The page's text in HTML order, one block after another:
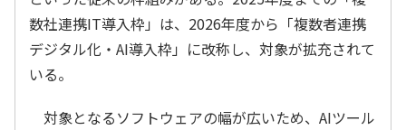
数社連携IT導入枠」は、2026年度から「複数者連携
デジタル化・AI導入枠」に改称し、対象が拡充されて
いる。
対象となるソフトウェアの幅が広いため、AIツール